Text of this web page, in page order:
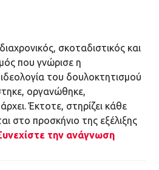
σκοταδιστικός και
που γνώρισε η
του δουλοκτητισμού
οργανώθηκε,
Έκτοτε, στηρίζει κάθε
στο προσκήνιο της εξέλιξης
την ανάγνωση